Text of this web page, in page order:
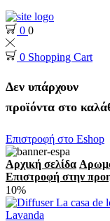
0 0
0 Shopping Cart
Δεν υπάρχουν
προϊόντα στο
Επιστροφή στο Eshop
Αρχική σελίδα
Επιστροφή στην
10%